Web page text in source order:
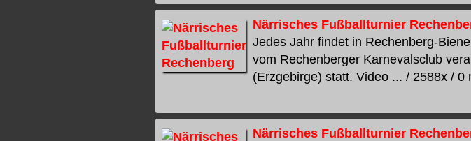
Närrisches Fußballturnier
Jedes Jahr findet in Rechenberg-
vom Rechenberger Karnevalsclub
(Erzgebirge) statt. Video ... / 2588x / 0
Närrisches Fußballturnier